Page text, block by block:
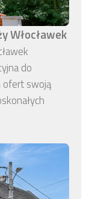
Włocławek
do
ofert swoją